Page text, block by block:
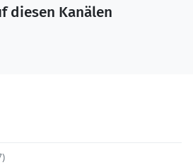
diesen Kanälen